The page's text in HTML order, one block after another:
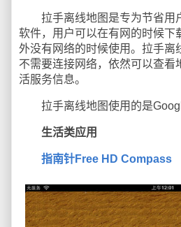
拉手离线地图是专为节省用
软件，用户可以在有网的时候下
外没有网络的时候使用。拉手离
不需要连接网络，依然可以查看
活服务信息。
拉手离线地图使用的是
生活类应用
指南针Free HD Compass